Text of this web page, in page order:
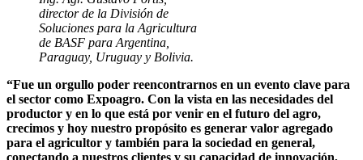
director de la División de
Soluciones para la Agricultura
de BASF para Argentina,
Paraguay, Uruguay y Bolivia.
“Fue un orgullo poder reencontrarnos en un evento clave para
el sector como Expoagro. Con la vista en las necesidades del
productor y en lo que está por venir en el futuro del agro,
crecimos y hoy nuestro propósito es generar valor agregado
para el agricultor y también para la sociedad en general,